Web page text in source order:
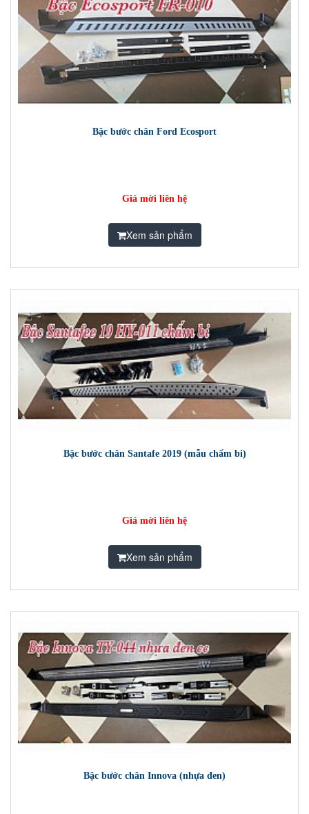
Bậc bước chân Ford Ecosport
Giá mời liên hệ
Xem sản phẩm
Bậc bước chân Santafe 2019 (mẫu chấm bi)
Giá mời liên hệ
Xem sản phẩm
Bậc bước chân Innova (nhựa đen)